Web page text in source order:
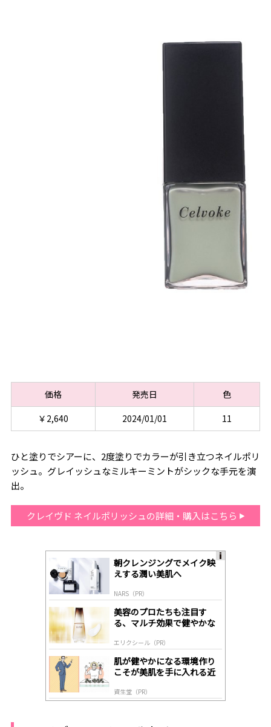
価格 発売日
色
￥2,640
2024/01/01 11
ひと塗りでシアーに、2度塗りでカラーが引き立つネイルポリ
ッシュ。グレイッシュなミルキーミントがシックな手元を演
出。
クレイヴド ネイルポリッシュの詳細・購入はこちら
朝クレンジングでメイク映
えする潤い美肌へ
NARS（PR）
美容のプロたちも注目す
る、マルチ効果で健やかな
エリクシール（PR）
肌が健やかになる環境作り
こそが美肌を手に入れる近
資生堂（PR）